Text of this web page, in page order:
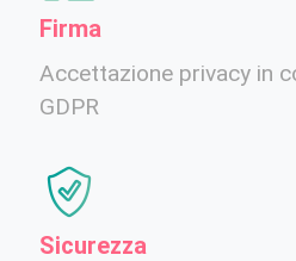
Firma
Accettazione privacy in
GDPR
Sicurezza